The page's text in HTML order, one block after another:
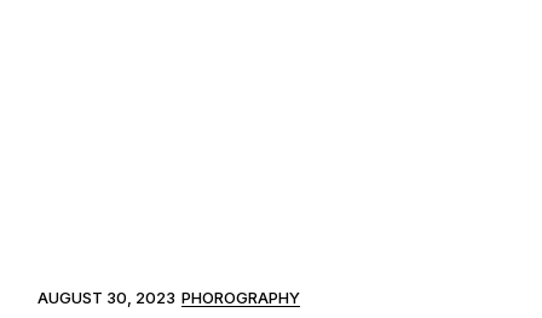
AUGUST 30, 2023 PHOROGRAPHY